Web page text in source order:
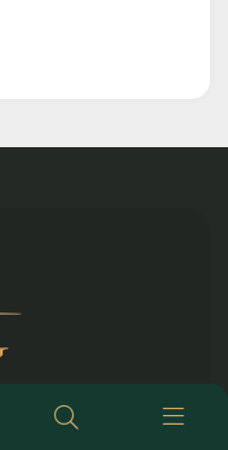
یک خرید اینترنتی
داشتن تمامی مجوزهای